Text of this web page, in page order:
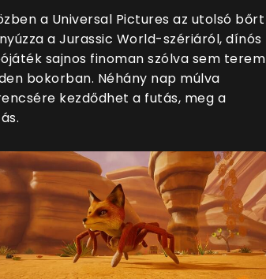
a Universal Pictures az utolsó bőrt
a Jurassic World-szériáról, dínós
sajnos finoman szólva sem terem
bokorban. Néhány nap múlva
kezdődhet a futás, meg a